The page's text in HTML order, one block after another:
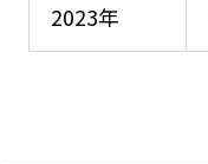
2023年